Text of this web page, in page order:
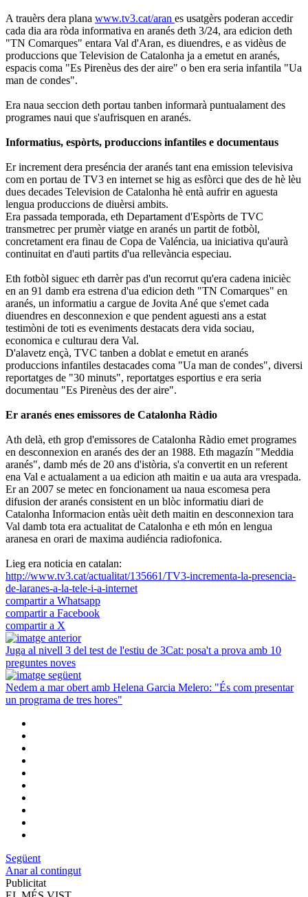
A trauèrs dera plana www.tv3.cat/aran es usatgèrs poderan accedir
cada dia ara ròda informativa en aranés deth 3/24, ara edicion deth
"TN Comarques" entara Val d'Aran, es diuendres, e as vidèus de
produccions que Television de Catalonha ja a emetut en aranés,
espacis coma "Es Pirenèus des der aire" o ben era seria infantila "Ua
man de condes".
Era naua seccion deth portau tanben informarà puntualament des
programes naui que s'aufrisquen en aranés.
Informatius, espòrts, produccions infantiles e documentaus
Er increment dera preséncia der aranés tant ena emission televisiva
com en portau de TV3 en internet se hig as esfòrci que des de hè lèu
dues decades Television de Catalonha hè entà aufrir en aguesta
lengua produccions de diuèrsi ambits.
Era passada temporada, eth Departament d'Espòrts de TVC
transmetrec per prumèr viatge en aranés un partit de fotbòl,
concretament era finau de Copa de Valéncia, ua iniciativa qu'aurà
continuitat en d'auti partits d'ua rellevància especiau.
Eth fotbòl siguec eth darrèr pas d'un recorrut qu'era cadena inicièc
en an 91 damb era estrena d'ua edicion deth "TN Comarques" en
aranés, un informatiu a cargue de Jovita Ané que s'emet cada
diuendres en desconnexion e que pendent aguesti ans a estat
testimòni de toti es eveniments destacats dera vida sociau,
economica e culturau dera Val.
D'alavetz ençà, TVC tanben a doblat e emetut en aranés
produccions infantiles destacades coma "Ua man de condes", diversi
reportatges de "30 minuts", reportatges esportius e era seria
documentau "Es Pirenèus des der aire".
Er aranés enes emissores de Catalonha Ràdio
Ath delà, eth grop d'emissores de Catalonha Ràdio emet programes
en desconnexion en aranés des der an 1988. Eth magazín "Meddia
aranés", damb més de 20 ans d'istòria, s'a convertit en un referent
ena Val e actualament a ua edicion ath maitin e ua auta ara vrespada.
Er an 2007 se metec en foncionament ua naua escomesa pera
difusion der aranés consistent en un blòc informatiu diari de
Catalonha Informacion entàs uèit deth maitin en desconnexion tara
Val damb tota era actualitat de Catalonha e eth món en lengua
aranesa en orari de maxima audiéncia radiofonica.
Lieg era noticia en catalan:
http://www.tv3.cat/actualitat/135661/TV3-incrementa-la-presencia-
de-laranes-a-la-tele-i-a-internet
compartir a Whatsapp
compartir a Facebook
compartir a X
Juga al nivell 3 del test de l'estiu de 3Cat: posa't a prova amb 10
preguntes noves
Nedem a mar obert amb Helena Garcia Melero: "És com presentar
un programa de tres hores"
Següent
Anar al contingut
Publicitat